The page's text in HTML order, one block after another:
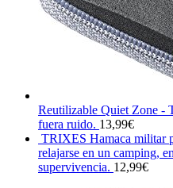
Reutilizable Quiet Zone -
fuera ruido. 13,99€
TRIXES Hamaca militar
relajarse en un camping,
supervivencia. 12,99€